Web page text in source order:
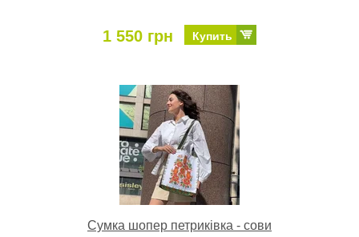
1 550 грн Купить
Сумка шопер петриківка - сови